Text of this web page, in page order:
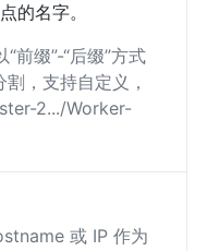
的名字。
前缀”-“后缀”方式
，支持自定义，
2.../Worker-
或 IP 作为